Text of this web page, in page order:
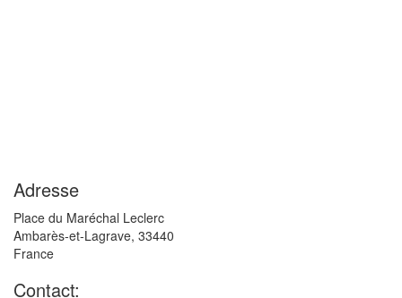
Adresse
Place du Maréchal Leclerc
Ambarès-et-Lagrave, 33440
France
Contact: